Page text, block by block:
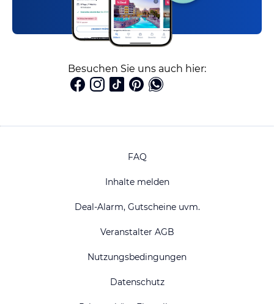
Besuchen Sie uns auch hier:
FAQ
Inhalte melden
Deal-Alarm, Gutscheine uvm.
Veranstalter AGB
Nutzungsbedingungen
Datenschutz